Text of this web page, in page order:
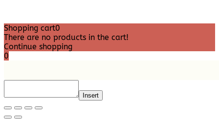
Shopping cart0
There are no products in the cart!
Continue shopping
0
Insert